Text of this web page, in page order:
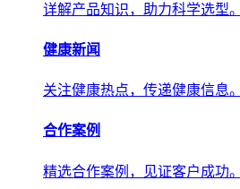
详解产品知识，助力科学选型。
健康新闻
关注健康热点，传递健康信息。
合作案例
精选合作案例，见证客户成功。